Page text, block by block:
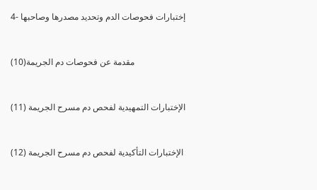
4- إختبارات فحوصات الدم وتحديد مصدرها وصاحبها
(10)مقدمة عن فحوصات دم الجريمة
(11) الإختبارات التمهيدية لفحص دم مسرح الجريمة
(12) الإختبارات التأكيدية لفحص دم مسرح الجريمة